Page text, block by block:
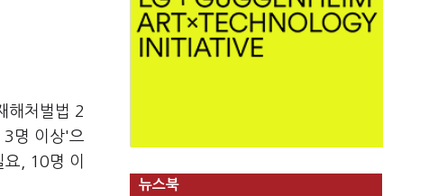
해처벌법 2
3명 이상'으
, 10명 이
뉴스북